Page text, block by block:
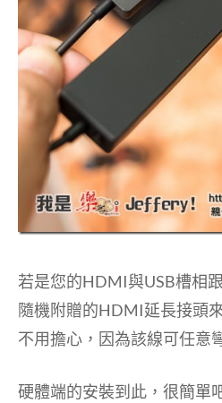
若是您的HDMI與USB槽相
隨機附贈的HDMI延長接頭
不用擔心，因為該線可任意
硬體端的安裝到此，很簡單